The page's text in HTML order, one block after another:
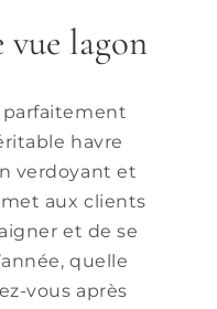
vue lagon
parfaitement
havre
verdoyant et
aux clients
et de se
quelle
vous après